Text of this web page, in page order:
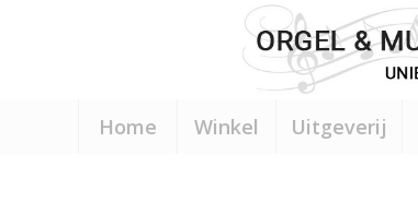
Home Winkel Uitgeverij